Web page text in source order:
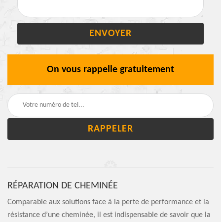
On vous rappelle gratuitement
RÉPARATION DE CHEMINÉE
Comparable aux solutions face à la perte de performance et la
résistance d’une cheminée, il est indispensable de savoir que la